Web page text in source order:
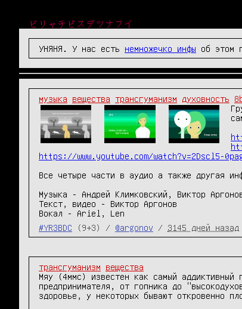
ビリャチピスデツナフイ
УНЯНЯ. У нас есть немножечко инфы об этом
музыка вещества трансгуманизм духовность
https://www.youtube.com/watch?v=2Dscl5-
Все четыре части в аудио а также другая
Музыка - Андрей Климковский, Виктор
Текст, видео - Виктор Аргонов
Вокал - Ariel, Len
#YR3BDC
(9+3) / @argonov / 3145 дней назад
трансгуманизм
вещества
Мяу (4ммс) известен как самый аддиктивный
предпринимателя, от гопника до
здоровье, у некоторых бывают откровенно